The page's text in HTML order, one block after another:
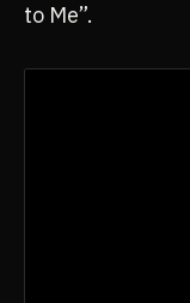
to Me”.